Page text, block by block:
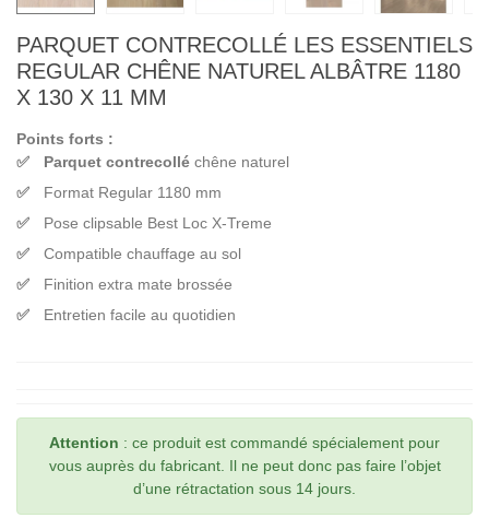
PARQUET CONTRECOLLÉ LES ESSENTIELS
REGULAR CHÊNE NATUREL ALBÂTRE 1180
X 130 X 11 MM
Points forts :
Parquet contrecollé chêne naturel
Format Regular 1180 mm
Pose clipsable Best Loc X-Treme
Compatible chauffage au sol
Finition extra mate brossée
Entretien facile au quotidien
Attention : ce produit est commandé spécialement pour
vous auprès du fabricant. Il ne peut donc pas faire l’objet
d’une rétractation sous 14 jours.